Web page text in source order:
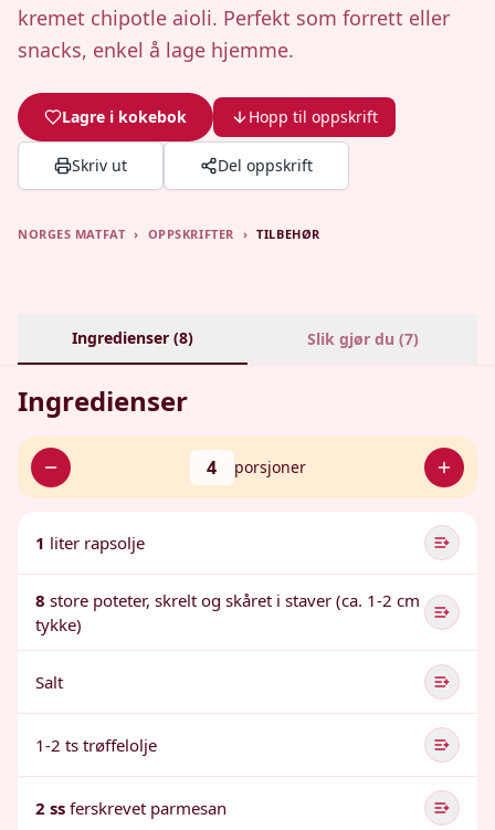
kremet chipotle aioli. Perfekt som forrett eller
snacks, enkel å lage hjemme.
Lagre i kokebok Hopp til oppskrift
Skriv ut Del oppskrift
NORGES MATFAT › OPPSKRIFTER › TILBEHØR
Ingredienser (8) Slik gjør du (7)
Ingredienser
4 porsjoner
1 liter rapsolje
8 store poteter, skrelt og skåret i staver (ca. 1-2 cm
tykke)
Salt
1-2 ts trøffelolje
2 ss ferskrevet parmesan